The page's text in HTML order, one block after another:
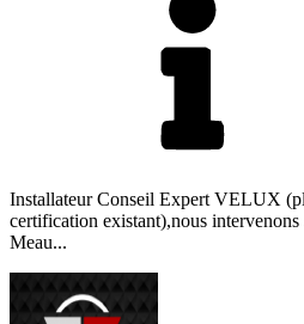
Installateur Conseil Expert VELUX
certification existant),nous
Meau...